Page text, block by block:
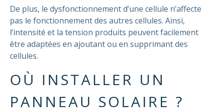
De plus, le dysfonctionnement d’une cellule n’affecte
pas le fonctionnement des autres cellules. Ainsi,
l’intensité et la tension produits peuvent facilement
être adaptées en ajoutant ou en supprimant des
cellules.
OÙ INSTALLER UN
PANNEAU SOLAIRE ?